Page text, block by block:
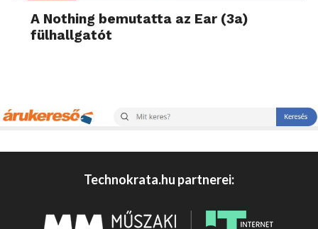
A Nothing bemutatta az Ear (3a)
fülhallgatót
Technokrata.hu partnerei: